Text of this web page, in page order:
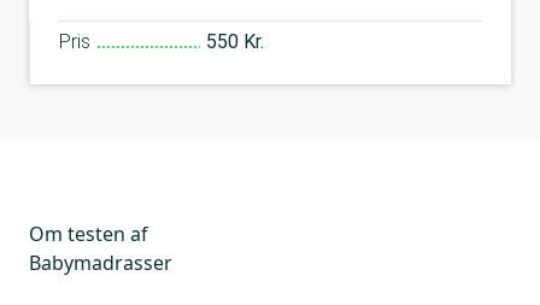
Pris 550 Kr.
Om testen af
Babymadrasser